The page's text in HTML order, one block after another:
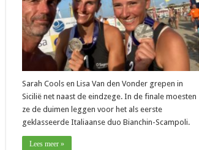
verwacht
in
finale
te
geraken”
Sarah Cools en Lisa Van den Vonder grepen in
Sicilië net naast de eindzege. In de finale moesten
ze de duimen leggen voor het als eerste
geklasseerde Italiaanse duo Bianchin-Scampoli.
Lees meer »